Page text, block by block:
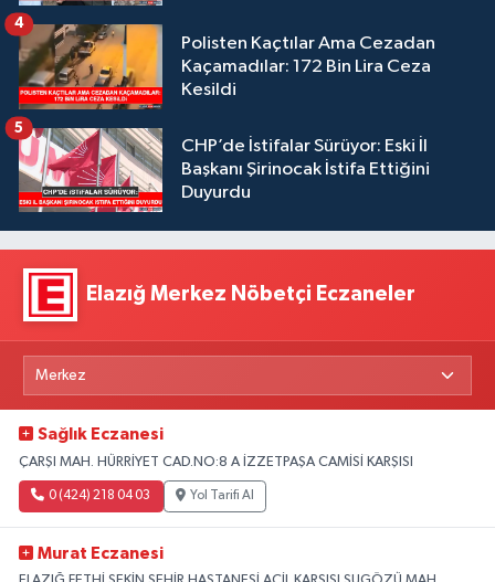
Polisten Kaçtılar Ama Cezadan
Kaçamadılar: 172 Bin Lira Ceza
Kesildi
4
CHP’de İstifalar Sürüyor: Eski İl
Başkanı Şirinocak İstifa Ettiğini
Duyurdu
5
Elazığ Merkez Nöbetçi Eczaneler
Sağlık Eczanesi
ÇARŞI MAH. HÜRRİYET CAD.NO:8 A İZZETPAŞA CAMİSİ KARŞISI
0 (424) 218 04 03 Yol Tarifi Al
Murat Eczanesi